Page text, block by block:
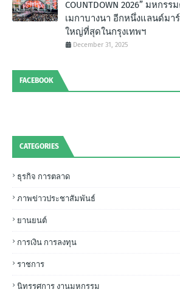
COUNTDOWN 2026” มหกร
เมกาบางนา อีกหนึ่งแลนด์มา
ใหญ่ที่สุดในกรุงเทพฯ
December 31, 2025
FACEBOOK
CATEGORIES
ธุรกิจ การตลาด
ภาพข่าวประชาสัมพันธ์
ยานยนต์
การเงิน การลงทุน
ราชการ
นิทรรศการ งานมหกรรม